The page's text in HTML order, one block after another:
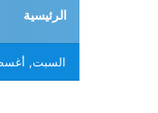
الرئيسية
السبت, أغسطس 8